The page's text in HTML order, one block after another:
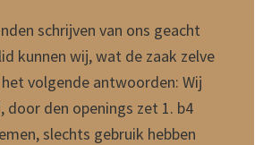
schrijven van ons geacht
kunnen wij, wat de zaak zelve
volgende antwoorden: Wij
door den openings zet 1. b4
slechts gebruik hebben